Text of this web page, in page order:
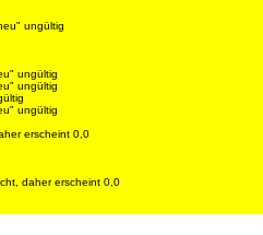
ungültig
ungültig
ungültig
ungültig
erscheint 0,0
daher erscheint 0,0